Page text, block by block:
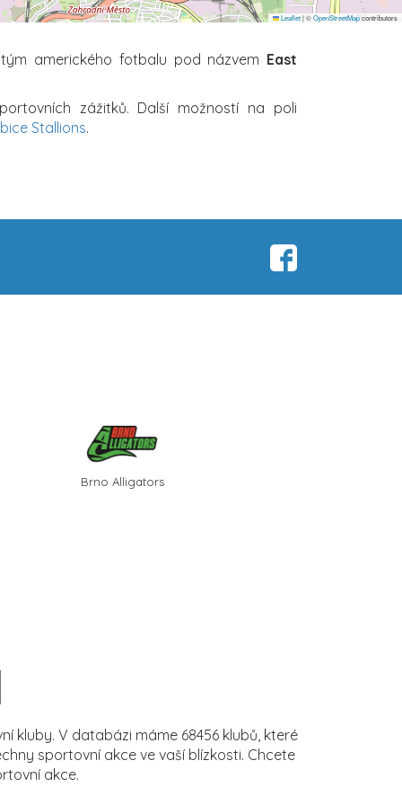
Leaflet|©OpenStreetMapcontributors
amerického fotbalu pod názvem East
zážitků. Další možností na poli
Stallions.
Brno Alligators
kluby. V databázi máme 68456 klubů, které
sportovní akce ve vaší blízkosti. Chcete
akce.